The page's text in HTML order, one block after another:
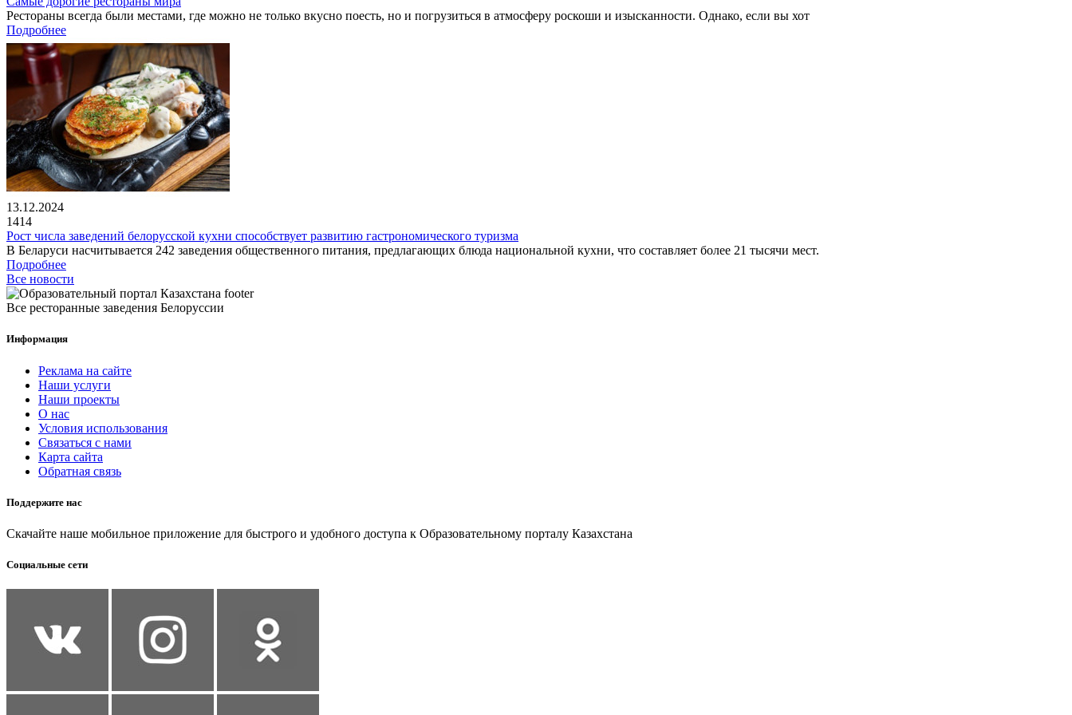
Рестораны всегда были местами, где можно не только вкусно поесть, но и погрузиться в атмосферу роскоши и изысканности. Однако, если вы хот
Подробнее
13.12.2024
1414
Рост числа заведений белорусской кухни способствует развитию гастрономического туризма
В Беларуси насчитывается 242 заведения общественного питания, предлагающих блюда национальной кухни, что составляет более 21 тысячи мест.
Подробнее
Все новости
Все ресторанные заведения Белоруссии
Информация
Реклама на сайте
Наши услуги
Наши проекты
О нас
Условия использования
Связаться с нами
Карта сайта
Обратная связь
Поддержите нас
Скачайте наше мобильное приложение для быстрого и удобного доступа к Образовательному порталу Казахстана
Социальные сети